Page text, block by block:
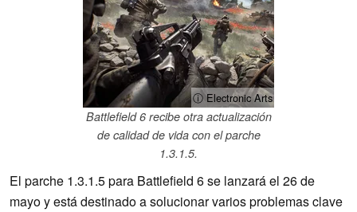
ⓘ Electronic Arts
Battlefield 6 recibe otra actualización
de calidad de vida con el parche
1.3.1.5.
El parche 1.3.1.5 para Battlefield 6 se lanzará el 26 de
mayo y está destinado a solucionar varios problemas clave